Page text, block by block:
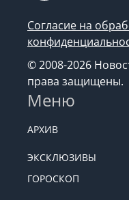
Согласие на
© 2008-2026
права защищены.
Меню
АРХИВ
ЭКСКЛЮЗИВЫ
ГОРОСКОП